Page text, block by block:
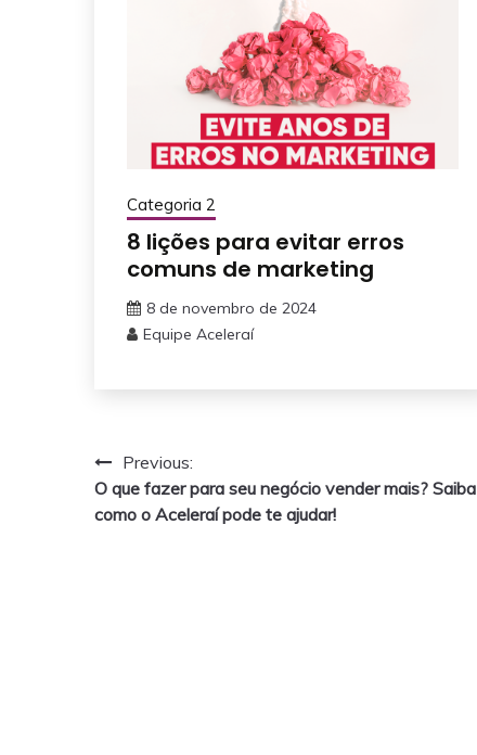
Categoria 2
8 lições para evitar erros
comuns de marketing
8 de novembro de 2024
Equipe Aceleraí
Navegação
de
Previous:
O que fazer para seu negócio vender mais? Saiba
como o Aceleraí pode te ajudar!